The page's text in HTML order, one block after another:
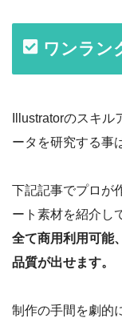
ワンラン
Illustratorのスキ
ータを研究する事
下記記事でプロが
ート素材を紹介し
全て商用利用可能
品質が出せます。
制作の手間を劇的